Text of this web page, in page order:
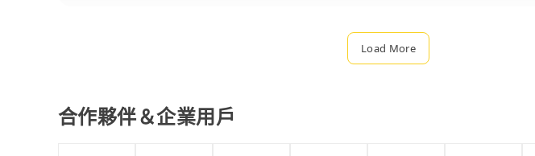
Load More
合作夥伴＆企業用戶